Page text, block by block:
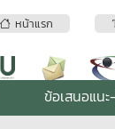
หน้าแรก
ข้อเสนอแน